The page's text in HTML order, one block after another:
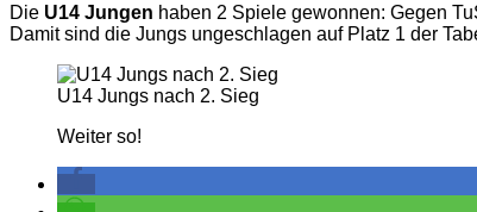
Die U14 Jungen haben 2 Spiele gewonnen: Gegen
Damit sind die Jungs ungeschlagen auf Platz 1 der
U14 Jungs nach 2. Sieg
Weiter so!